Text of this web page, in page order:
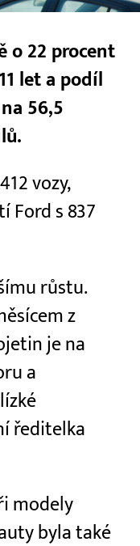
o 22 procent
let a podíl
56,5
vozy,
Ford s 837
růstu.
z
je na
a
ředitelka
modely
byla také